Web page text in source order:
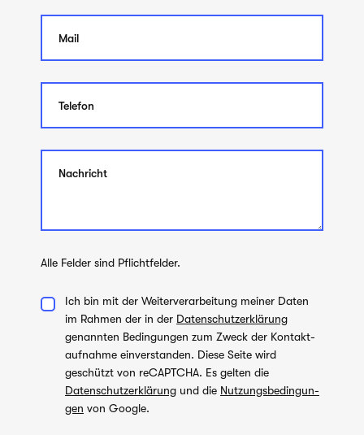
Alle Fel­der sind Pflichtfelder.
Ich bin mit der Wei­ter­ver­ar­bei­tung mei­ner Daten
im Rah­men der in der Datenschutzerklärung
genann­ten Bedin­gun­gen zum Zweck der Kon­takt­
auf­nahme ein­ver­stan­den. Diese Seite wird
geschützt von reCAPTCHA. Es gel­ten die
Datenschutzerklärung und die Nut­zungs­be­din­gun­
gen von Google.